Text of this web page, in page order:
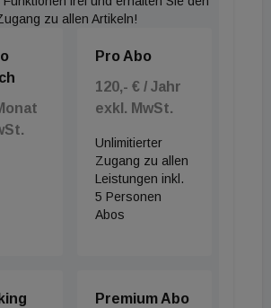
und gleichzeitig
zu allen Artikeln!
Pro Abo
120,- € / Jahr
exkl. MwSt.
Unlimitierter
Zugang zu allen
Leistungen inkl.
5 Personen
Abos
Premium Abo